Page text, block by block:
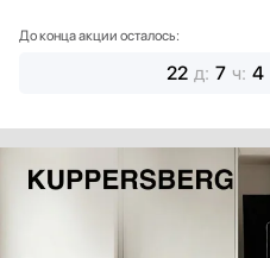
До конца акции осталось:
22 д: 7 ч: 4